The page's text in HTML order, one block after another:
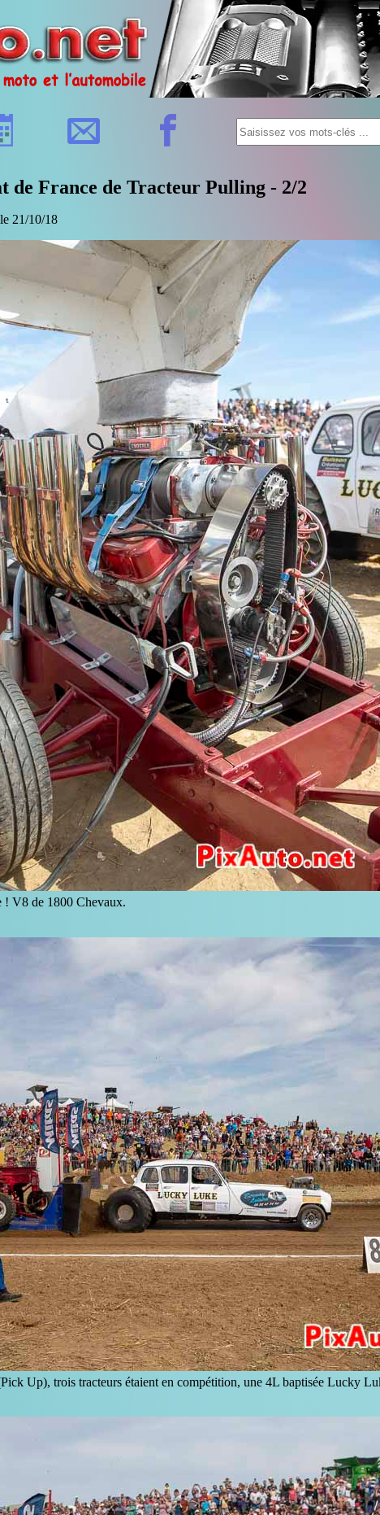
de France de Tracteur Pulling - 2/2
21/10/18
! V8 de 1800 Chevaux.
Up), trois tracteurs étaient en compétition, une 4L baptisée Lucky